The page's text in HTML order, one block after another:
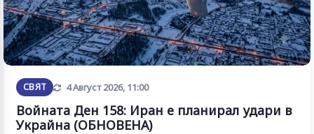
СВЯТ Обновена
4 Август 2026, 11:00
Войната Ден 158: Иран е планирал удари в
Украйна (ОБНОВЕНА)